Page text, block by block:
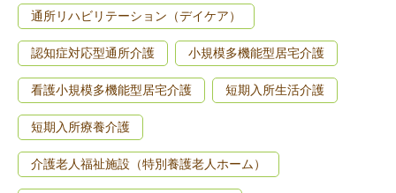
通所リハビリテーション（デイケア）
認知症対応型通所介護 小規模多機能型居宅介護
看護小規模多機能型居宅介護 短期入所生活介護
短期入所療養介護
介護老人福祉施設（特別養護老人ホーム）